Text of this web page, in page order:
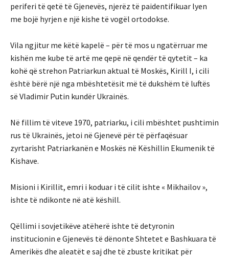
periferi të qetë të Gjenevës, njerëz të paidentifikuar lyen
me bojë hyrjen e një kishe të vogël ortodokse.
Vila ngjitur me këtë kapelë – për të mos u ngatërruar me
kishën me kube të artë me qepë në qendër të qytetit – ka
kohë që strehon Patriarkun aktual të Moskës, Kirill I, i cili
është bërë një nga mbështetësit më të dukshëm të luftës
së Vladimir Putin kundër Ukrainës.
Në fillim të viteve 1970, patriarku, i cili mbështet pushtimin
rus të Ukrainës, jetoi në Gjenevë për të përfaqësuar
zyrtarisht Patriarkanën e Moskës në Këshillin Ekumenik të
Kishave.
Misioni i Kirillit, emri i koduar i të cilit ishte « Mikhailov »,
ishte të ndikonte në atë këshill.
Qëllimi i sovjetikëve atëherë ishte të detyronin
institucionin e Gjenevës të dënonte Shtetet e Bashkuara të
Amerikës dhe aleatët e saj dhe të zbuste kritikat për